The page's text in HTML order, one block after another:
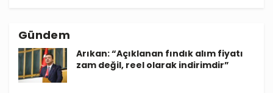
Gündem
Arıkan: “Açıklanan fındık alım fiyatı
zam değil, reel olarak indirimdir”